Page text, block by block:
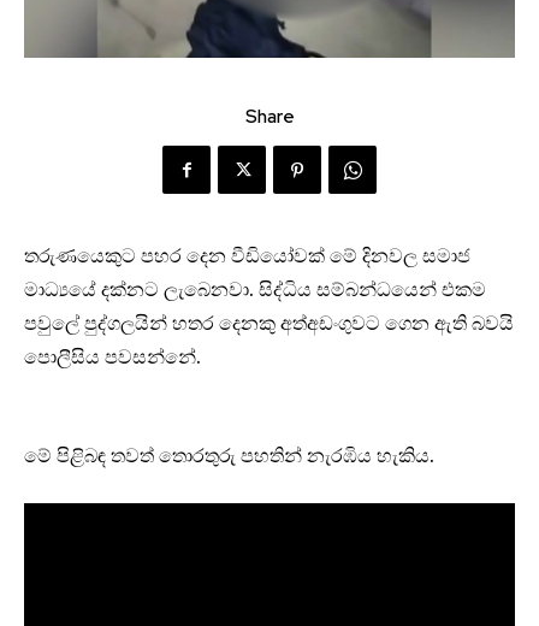
Share
තරුණයෙකුට පහර දෙන වීඩියෝවක් මේ දිනවල සමාජ
මාධ්‍යයේ දක්නට ලැබෙනවා. සිද්ධිය සම්බන්ධයෙන් එකම
පවුලේ පුද්ගලයින් හතර දෙනකු අත්අඩංගුවට ගෙන ඇති බවයි
පොලීසිය පවසන්නේ.
මේ පිළිබඳ තවත් තොරතුරු පහතින් නැරඹිය හැකිය.